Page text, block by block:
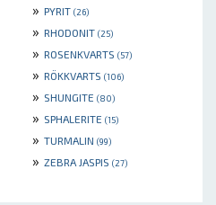
» PYRIT (26)
» RHODONIT (25)
» ROSENKVARTS (57)
» RÖKKVARTS (106)
» SHUNGITE (80)
» SPHALERITE (15)
» TURMALIN (99)
» ZEBRA JASPIS (27)